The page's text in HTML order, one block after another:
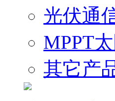
光伏通
MPPT
其它产